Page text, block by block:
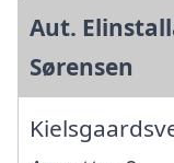
Aut.
Sørensen